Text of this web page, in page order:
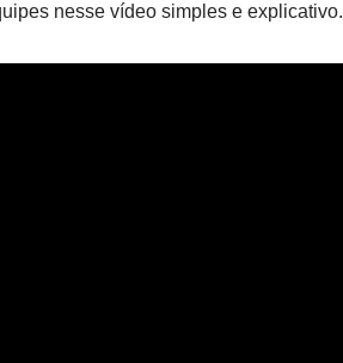
nesse vídeo simples e explicativo.